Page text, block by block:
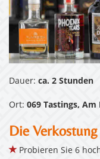
Dauer: ca. 2 Stunden
Ort: 069 Tastings,
Die Verkostung
Probieren Sie 6